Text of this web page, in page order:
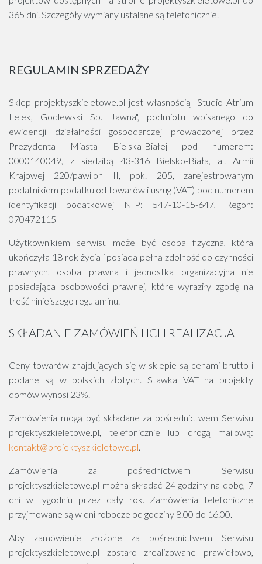
365 dni. Szczegóły wymiany ustalane są telefonicznie.
REGULAMIN SPRZEDAŻY
Sklep projektyszkieletowe.pl jest własnością "Studio Atrium
Lelek, Godlewski Sp. Jawna", podmiotu wpisanego do
ewidencji działalności gospodarczej prowadzonej przez
Prezydenta Miasta Bielska-Białej pod numerem:
0000140049, z siedzibą 43-316 Bielsko-Biała, al. Armii
Krajowej 220/pawilon II, pok. 205, zarejestrowanym
podatnikiem podatku od towarów i usług (VAT) pod numerem
identyfikacji podatkowej NIP: 547-10-15-647, Regon:
070472115
Użytkownikiem serwisu może być osoba fizyczna, która
ukończyła 18 rok życia i posiada pełną zdolność do czynności
prawnych, osoba prawna i jednostka organizacyjna nie
posiadająca osobowości prawnej, które wyraziły zgodę na
treść niniejszego regulaminu.
SKŁADANIE ZAMÓWIEŃ I ICH REALIZACJA
Ceny towarów znajdujących się w sklepie są cenami brutto i
podane są w polskich złotych. Stawka VAT na projekty
domów wynosi 23%.
Zamówienia mogą być składane za pośrednictwem Serwisu
projektyszkieletowe.pl, telefonicznie lub drogą mailową:
kontakt@projektyszkieletowe.pl.
Zamówienia za pośrednictwem Serwisu
projektyszkieletowe.pl można składać 24 godziny na dobę, 7
dni w tygodniu przez cały rok. Zamówienia telefoniczne
przyjmowane są w dni robocze od godziny 8.00 do 16.00.
Aby zamówienie złożone za pośrednictwem Serwisu
projektyszkieletowe.pl zostało zrealizowane prawidłowo,